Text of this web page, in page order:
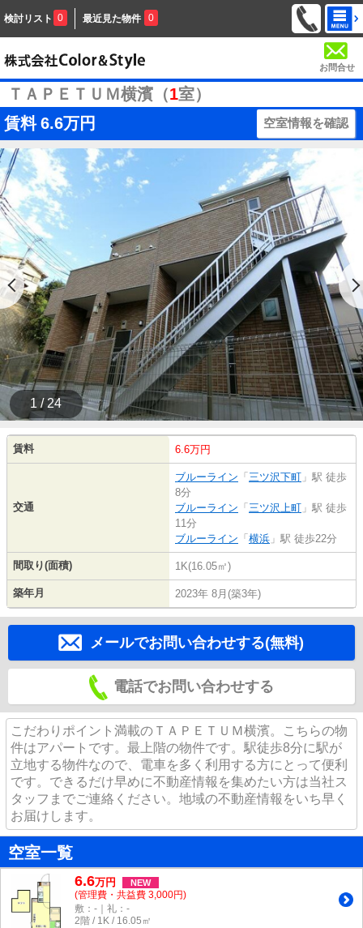
検討リスト 0 最近見た物件 0
お問合せ
ＴＡＰＥＴＵＭ横濱（1室）
賃料 6.6万円 空室情報を確認
1 / 24
賃料 6.6万円
交通
ブルーライン 「 三ツ沢下町 」駅 徒歩
8分
ブルーライン 「 三ツ沢上町 」駅 徒歩
11分
ブルーライン 「 横浜 」駅 徒歩22分
間取り(面積) 1K(16.05㎡)
築年月 2023年 8月(築3年)
メールでお問い合わせする(無料)
電話でお問い合わせする
こだわりポイント満載のＴＡＰＥＴＵＭ横濱。こちらの物
件はアパートです。最上階の物件です。駅徒歩8分に駅が
立地する物件なので、電車を多く利用する方にとって便利
です。できるだけ早めに不動産情報を集めたい方は当社ス
タッフまでご連絡ください。地域の不動産情報をいち早く
お届けします。
空室一覧
6.6万円 NEW
(管理費・共益費 3,000円)
敷：-｜礼：-
2階 / 1K / 16.05㎡